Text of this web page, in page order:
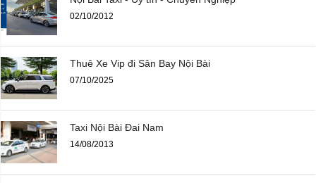
02/10/2012
Thuê Xe Vip đi Sân Bay Nội Bài
07/10/2025
Taxi Nội Bài Đai Nam
14/08/2013